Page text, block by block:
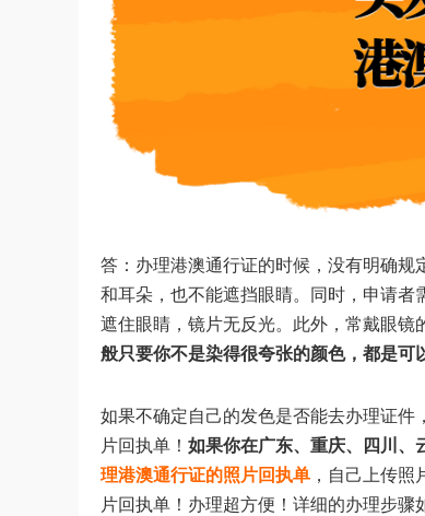
答：办理港澳通行证的时候，没有明确
和耳朵，也不能遮挡眼睛。同时，申请
遮住眼睛，镜片无反光。此外，常戴眼镜
般只要你不是染得很夸张的颜色，都是可
如果不确定自己的发色是否能去办理证
片回执单！ 如果你在广东、重庆、四川、
理港澳通行证的照片回执单 ，自己上传
片回执单！办理超方便！详细的办理步骤